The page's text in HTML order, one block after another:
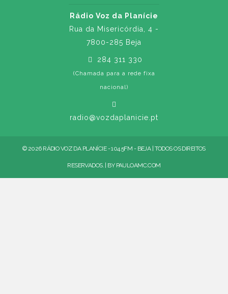
Rádio Voz da Planície
Rua da Misericórdia, 4 -
7800-285 Beja
284 311 330
(Chamada para a rede fixa
nacional)
radio@vozdaplanicie.pt
© 2026 RÁDIO VOZ DA PLANÍCIE - 104.5FM - BEJA | TODOS OS DIREITOS
RESERVADOS. | BY PAULOAMC.COM